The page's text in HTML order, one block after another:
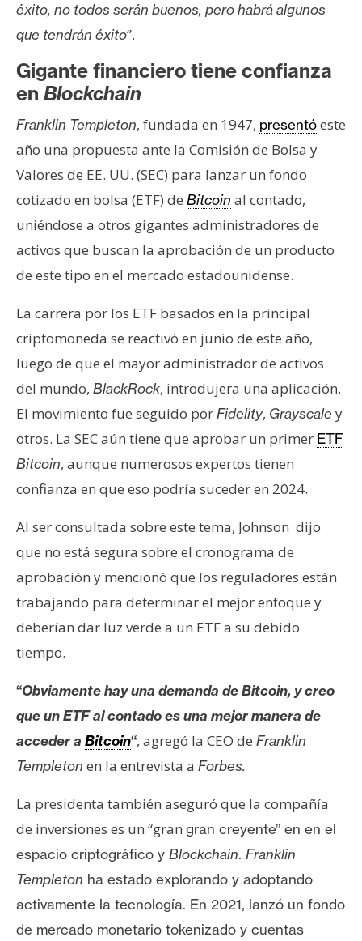
éxito, no todos serán buenos, pero habrá algunos
que tendrán éxito”.
Gigante financiero tiene confianza
en Blockchain
Franklin Templeton, fundada en 1947, presentóeste
año una propuesta ante la Comisión de Bolsa y
Valores de EE. UU. (SEC) para lanzar un fondo
cotizado en bolsa (ETF) de Bitcoin al contado,
uniéndose a otros gigantes administradores de
activos que buscan la aprobación de un producto
de este tipo en el mercado estadounidense.
La carrera por los ETF basados en la principal
criptomoneda se reactivó en junio de este año,
luego de que el mayor administrador de activos
del mundo, BlackRock, introdujera una aplicación.
El movimiento fue seguido porFidelity, Grayscale y
otros. La SEC aún tiene que aprobar un primer ETF
Bitcoin, aunque numerosos expertos tienen
confianza en que eso podría suceder en 2024.
Al ser consultada sobre este tema, Johnson dijo
que no está segura sobre el cronograma de
aprobación y mencionó que los reguladores están
trabajando para determinar el mejor enfoque y
deberían dar luz verde a un ETF a su debido
tiempo.
“Obviamente hay una demanda de Bitcoin, y creo
que un ETF al contado es una mejor manera de
acceder a Bitcoin“, agregó la CEO de Franklin
Templeton en la entrevista a Forbes.
La presidenta también aseguró que la compañía
de inversiones es un “gran gran creyente” en en el
espacio criptográfico y Blockchain. Franklin
Templeton ha estado explorando y adoptando
activamente la tecnología. En 2021, lanzó un fondo
de mercado monetario tokenizado y cuentas